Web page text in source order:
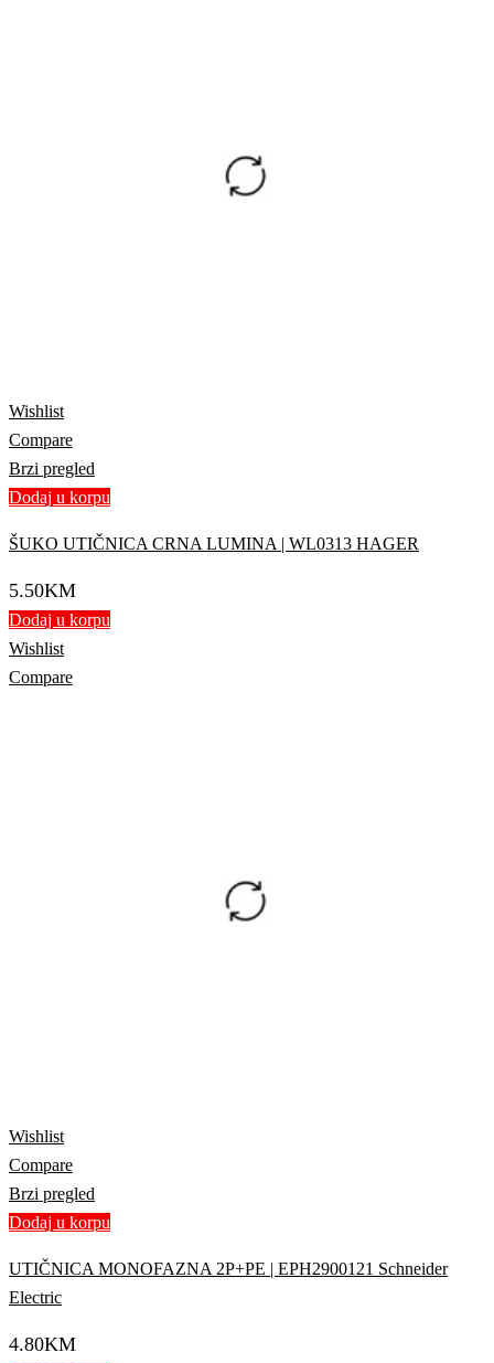
Wishlist
Compare
Brzi pregled
Dodaj u korpu
ŠUKO UTIČNICA CRNA LUMINA | WL0313 HAGER
5.50KM
Dodaj u korpu
Wishlist
Compare
Wishlist
Compare
Brzi pregled
Dodaj u korpu
UTIČNICA MONOFAZNA 2P+PE | EPH2900121 Schneider
Electric
4.80KM